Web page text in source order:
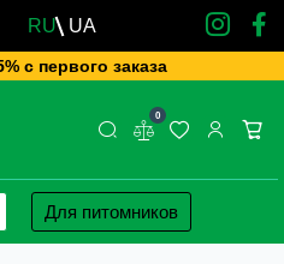
RU UA
с первого заказа
0
Для питомников